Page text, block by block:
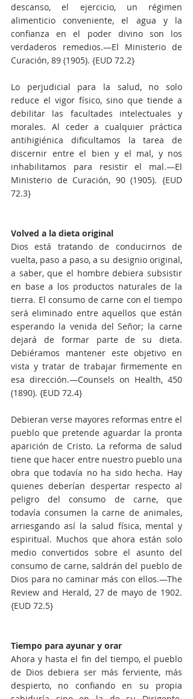
descanso, el ejercicio, un régimen
alimenticio conveniente, el agua y la
confianza en el poder divino son los
verdaderos remedios.—El Ministerio de
Curación, 89 (1905). {EUD 72.2}
Lo perjudicial para la salud, no solo
reduce el vigor físico, sino que tiende a
debilitar las facultades intelectuales y
morales. Al ceder a cualquier práctica
antihigiénica dificultamos la tarea de
discernir entre el bien y el mal, y nos
inhabilitamos para resistir el mal.—El
Ministerio de Curación, 90 (1905). {EUD
72.3}
Volved a la dieta original
Dios está tratando de conducirnos de
vuelta, paso a paso, a su designio original,
a saber, que el hombre debiera subsistir
en base a los productos naturales de la
tierra. El consumo de carne con el tiempo
será eliminado entre aquellos que están
esperando la venida del Señor; la carne
dejará de formar parte de su dieta.
Debiéramos mantener este objetivo en
vista y tratar de trabajar firmemente en
esa dirección.—Counsels on Health, 450
(1890). {EUD 72.4}
Debieran verse mayores reformas entre el
pueblo que pretende aguardar la pronta
aparición de Cristo. La reforma de salud
tiene que hacer entre nuestro pueblo una
obra que todavía no ha sido hecha. Hay
quienes deberían despertar respecto al
peligro del consumo de carne, que
todavía consumen la carne de animales,
arriesgando así la salud física, mental y
espiritual. Muchos que ahora están solo
medio convertidos sobre el asunto del
consumo de carne, saldrán del pueblo de
Dios para no caminar más con ellos.—The
Review and Herald, 27 de mayo de 1902.
{EUD 72.5}
Tiempo para ayunar y orar
Ahora y hasta el fin del tiempo, el pueblo
de Dios debiera ser más ferviente, más
despierto, no confiando en su propia